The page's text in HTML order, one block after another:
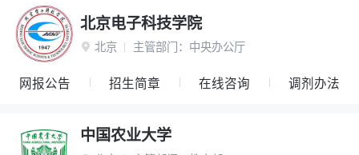
北京电子科技学院
 北京 主管部门： 中央办公厅
网报公告 招生简章 在线咨询 调剂办法
中国农业大学